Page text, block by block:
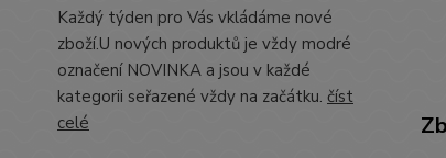
Každý týden pro Vás vkládáme nové
zboží.U nových produktů je vždy modré
označení NOVINKA a jsou v každé
kategorii seřazené vždy na začátku. číst
celé